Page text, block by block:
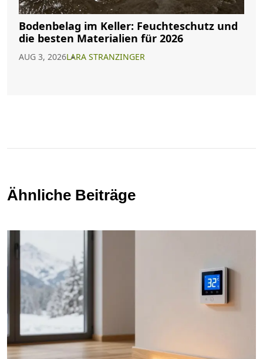
Bodenbelag im Keller: Feuchteschutz und
die besten Materialien für 2026
AUG 3, 2026LARA STRANZINGER
Ähnliche Beiträge